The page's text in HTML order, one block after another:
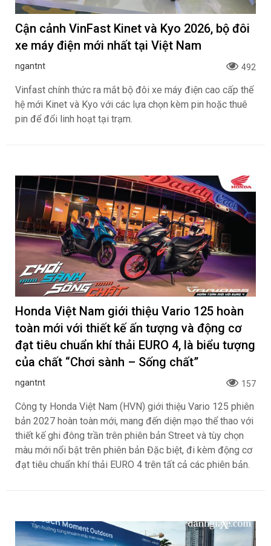
Cận cảnh VinFast Kinet và Kyo 2026, bộ đôi
xe máy điện mới nhất tại Việt Nam
ngantnt 492
Vinfast chính thức ra mắt bộ đôi xe máy điện cao cấp thế
hệ mới Kinet và Kyo với các lựa chọn kèm pin hoặc thuê
pin để đổi linh hoạt tại trạm.
Honda Việt Nam giới thiệu Vario 125 hoàn
toàn mới với thiết kế ấn tượng và động cơ
đạt tiêu chuẩn khí thải EURO 4, là biểu tượng
của chất “Chơi sành – Sống chất”
ngantnt 157
Công ty Honda Việt Nam (HVN) giới thiệu Vario 125 phiên
bản 2027 hoàn toàn mới, mang đến diện mạo thể thao với
thiết kế ghi đông trần trên phiên bản Street và tùy chọn
màu mới nổi bật trên phiên bản Đặc biệt, đi kèm động cơ
đạt tiêu chuẩn khí thải EURO 4 trên tất cả các phiên bản.